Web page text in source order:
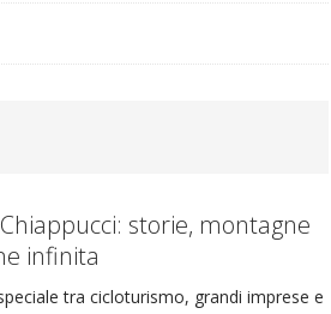
porta ancora bene: secondo
storie, montagne
infinita
tra cicloturismo, grandi imprese e